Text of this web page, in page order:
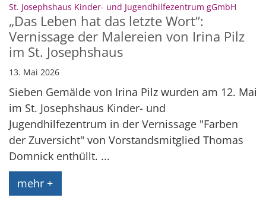
St. Josephshaus Kinder- und Jugendhilfezentrum gGmbH
„Das Leben hat das letzte Wort“:
Vernissage der Malereien von Irina Pilz
im St. Josephshaus
13. Mai 2026
Sieben Gemälde von Irina Pilz wurden am 12. Mai
im St. Josephshaus Kinder- und
Jugendhilfezentrum in der Vernissage "Farben
der Zuversicht" von Vorstandsmitglied Thomas
Domnick enthüllt. ...
mehr +